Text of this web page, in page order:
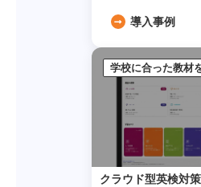
導入事例
学校に合った教材
クラウド型英検対